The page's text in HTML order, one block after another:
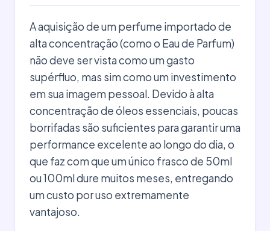
A aquisição de um perfume importado de
alta concentração (como o Eau de Parfum)
não deve ser vista como um gasto
supérfluo, mas sim como um investimento
em sua imagem pessoal. Devido à alta
concentração de óleos essenciais, poucas
borrifadas são suficientes para garantir uma
performance excelente ao longo do dia, o
que faz com que um único frasco de 50ml
ou 100ml dure muitos meses, entregando
um custo por uso extremamente
vantajoso.